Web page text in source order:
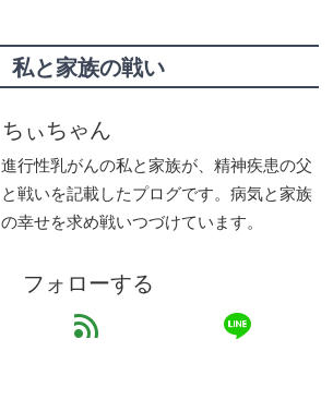
私と家族の戦い
ちぃちゃん
進行性乳がんの私と家族が、精神疾患の父
と戦いを記載したプログです。病気と家族
の幸せを求め戦いつづけています。
フォローする
feed line